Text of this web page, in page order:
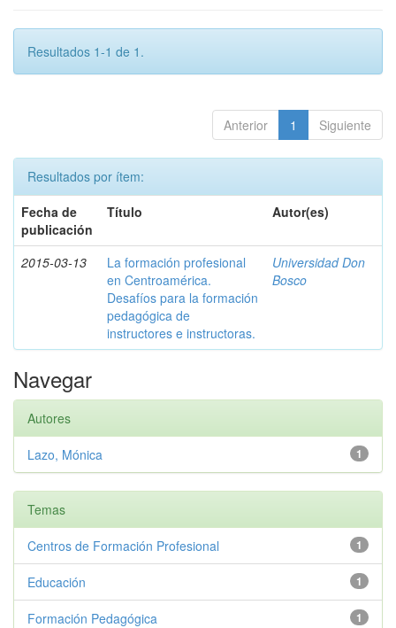
Resultados 1-1 de 1.
Anterior 1 Siguiente
Resultados por ítem:
Fecha de
publicación
Título Autor(es)
2015-03-13
La formación profesional
en Centroamérica.
Desafíos para la formación
pedagógica de
instructores e instructoras.
Universidad Don
Bosco
Navegar
Autores
1
Lazo, Mónica
Temas
1
Centros de Formación Profesional
1
Educación
1
Formación Pedagógica